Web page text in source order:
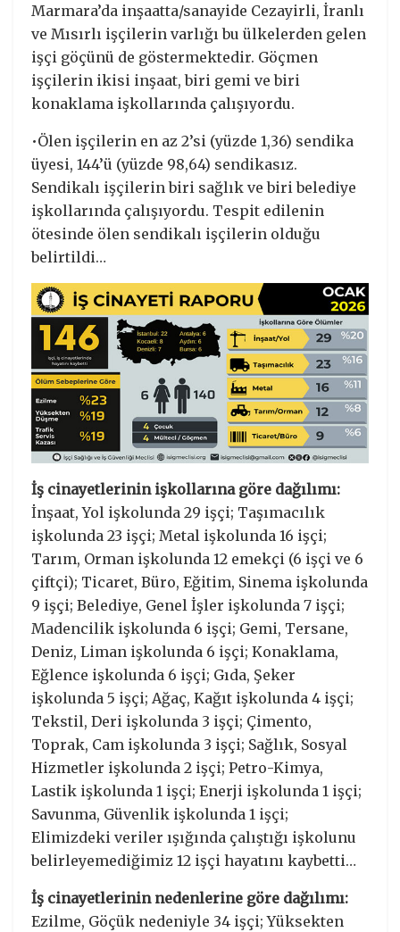
Marmara’da inşaatta/sanayide Cezayirli, İranlı
ve Mısırlı işçilerin varlığı bu ülkelerden gelen
işçi göçünü de göstermektedir. Göçmen
işçilerin ikisi inşaat, biri gemi ve biri
konaklama işkollarında çalışıyordu.
•Ölen işçilerin en az 2’si (yüzde 1,36) sendika
üyesi, 144’ü (yüzde 98,64) sendikasız.
Sendikalı işçilerin biri sağlık ve biri belediye
işkollarında çalışıyordu. Tespit edilenin
ötesinde ölen sendikalı işçilerin olduğu
belirtildi…
İş cinayetlerinin işkollarına göre dağılımı:
İnşaat, Yol işkolunda 29 işçi; Taşımacılık
işkolunda 23 işçi; Metal işkolunda 16 işçi;
Tarım, Orman işkolunda 12 emekçi (6 işçi ve 6
çiftçi); Ticaret, Büro, Eğitim, Sinema işkolunda
9 işçi; Belediye, Genel İşler işkolunda 7 işçi;
Madencilik işkolunda 6 işçi; Gemi, Tersane,
Deniz, Liman işkolunda 6 işçi; Konaklama,
Eğlence işkolunda 6 işçi; Gıda, Şeker
işkolunda 5 işçi; Ağaç, Kağıt işkolunda 4 işçi;
Tekstil, Deri işkolunda 3 işçi; Çimento,
Toprak, Cam işkolunda 3 işçi; Sağlık, Sosyal
Hizmetler işkolunda 2 işçi; Petro-Kimya,
Lastik işkolunda 1 işçi; Enerji işkolunda 1 işçi;
Savunma, Güvenlik işkolunda 1 işçi;
Elimizdeki veriler ışığında çalıştığı işkolunu
belirleyemediğimiz 12 işçi hayatını kaybetti…
İş cinayetlerinin nedenlerine göre dağılımı:
Ezilme, Göçük nedeniyle 34 işçi; Yüksekten